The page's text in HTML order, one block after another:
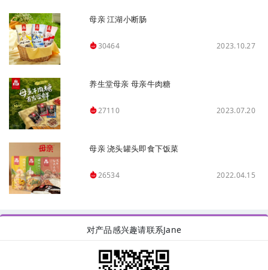
母亲 江湖小断肠
30464 2023.10.27
养生堂母亲 母亲牛肉糖
27110 2023.07.20
母亲 浇头罐头即食下饭菜
26534 2022.04.15
对产品感兴趣请联系Jane